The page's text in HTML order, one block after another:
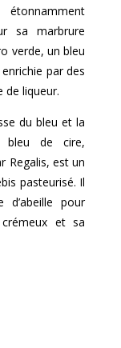
sa marbrure
verde, un bleu
par des
de liqueur.
du bleu et la
bleu de cire,
Regalis, est un
pasteurisé. Il
d’abeille pour
et sa